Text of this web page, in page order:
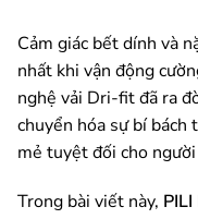
Cảm giác bết dính và
nhất khi vận động
nghệ vải Dri-fit đã ra
chuyển hóa sự bí
mẻ tuyệt đối cho người
Trong bài viết này,